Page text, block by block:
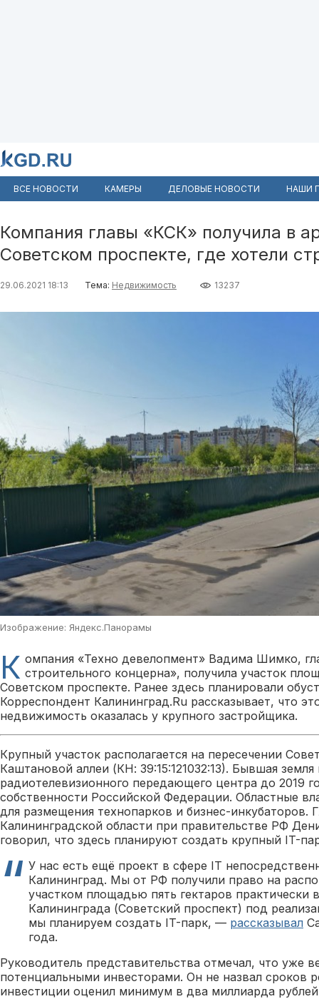
ВСЕ НОВОСТИ КАМЕРЫ ДЕЛОВЫЕ НОВОСТИ НАШИ
Компания главы «КСК» получила в
Советском проспекте, где хотели
29.06.2021 18:13 Тема: Недвижимость 13237
Изображение: Яндекс.Панорамы
К омпания «Техно девелопмент» Вадима Шимко,
строительного концерна», получила участок
Советском проспекте. Ранее здесь планировали
Корреспондент Калининград.Ru рассказывает, что
недвижимость оказалась у крупного застройщика.
Крупный участок располагается на пересечении
Каштановой аллеи (КН: 39:15:121032:13). Бывшая
радиотелевизионного передающего центра до 2019
собственности Российской Федерации. Областные
для размещения технопарков и бизнес-инкубаторов.
Калининградской области при правительстве РФ
говорил, что здесь планируют создать крупный IT-
У нас есть ещё проект в сфере IT
Калининград. Мы от РФ получили право на
участком площадью пять гектаров практически
Калининграда (Советский проспект) под
мы планируем создать IT-парк, — рассказывал
года.
Руководитель представительства отмечал, что уже
потенциальными инвесторами. Он не назвал сроков
инвестиции оценил минимум в два миллиарда